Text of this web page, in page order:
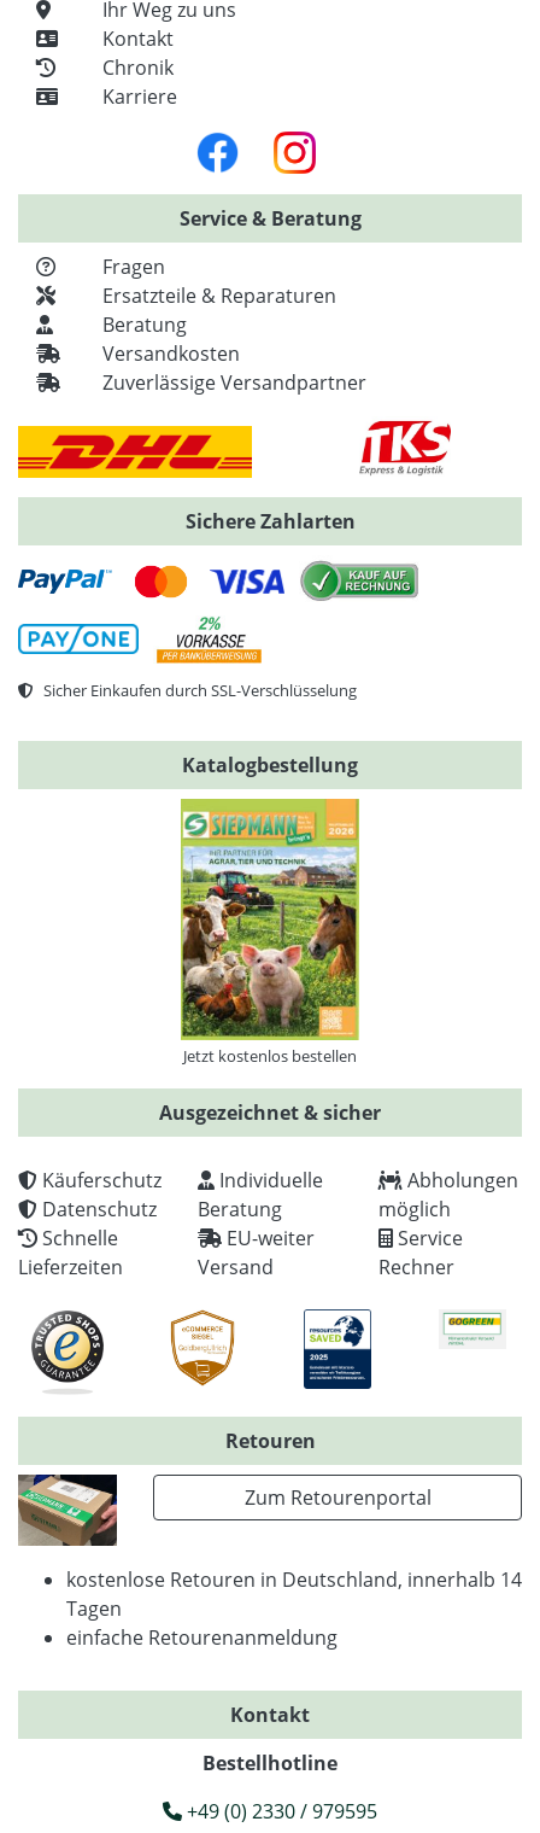
Ihr Weg zu uns
Kontakt
Chronik
Karriere
Service & Beratung
Fragen
Ersatzteile & Reparaturen
Beratung
Versandkosten
Zuverlässige Versandpartner
Sichere Zahlarten
Sicher Einkaufen durch SSL-Verschlüsselung
Katalogbestellung
Jetzt kostenlos bestellen
Ausgezeichnet & sicher
Käuferschutz
Datenschutz
Schnelle
Lieferzeiten
Individuelle
Beratung
EU-weiter
Versand
Abholungen
möglich
Service
Rechner
Retouren
Zum Retourenportal
kostenlose Retouren in Deutschland, innerhalb 14
Tagen
einfache Retourenanmeldung
Kontakt
Bestellhotline
+49 (0) 2330 / 979595